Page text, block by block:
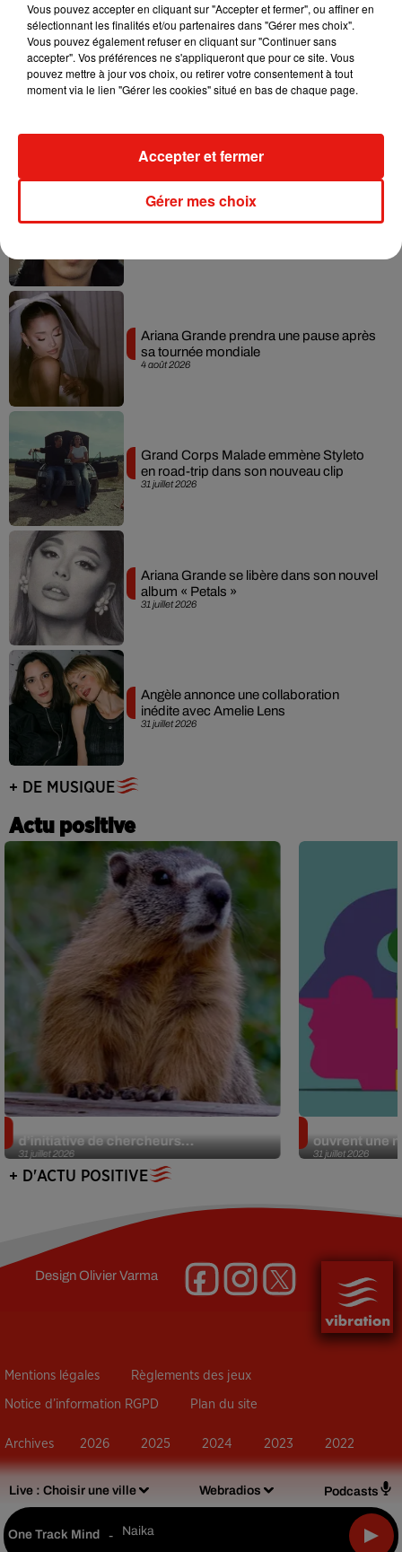
Live : Choisir une ville Webradios Podcasts
One Track Mind - Naika
Musique
Benny Blanco invite Selena Gomez et
4 août 2026
Ariana Grande prendra une pause après
sa tournée mondiale
31 juillet 2026
Grand Corps Malade emmène Styleto
en road-trip dans son nouveau clip
31 juillet 2026
Ariana Grande se libère dans son nouvel
album « Petals »
31 juillet 2026
Angèle annonce une collaboration
inédite avec Amelie Lens
+ DE MUSIQUE
Actu positive
31 juillet 2026
d’initiative de chercheurs...
31 juillet 2026
ouvrent une
+ D'ACTU POSITIVE
DesignOlivier Varma
Mentions légales Règlements des jeux
Notice d’information RGPD Plan du site
Archives 2026 2025 2024 2023 2022
Vous pouvez accepter en cliquant sur "Accepter et fermer", ou affiner en
sélectionnant les finalités et/ou partenaires dans "Gérer mes choix".
Vous pouvez également refuser en cliquant sur "Continuer sans
accepter". Vos préférences ne s'appliqueront que pour ce site. Vous
pouvez mettre à jour vos choix, ou retirer votre consentement à tout
moment via le lien "Gérer les cookies" situé en bas de chaque page.
Gérer mes choix
Accepter et fermer